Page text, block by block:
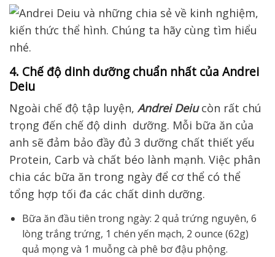
4. Chế độ dinh dưỡng chuẩn nhất của Andrei
Deiu
Ngoài chế độ tập luyện, Andrei Deiucòn rất chú
trọng đến chế độ dinh dưỡng. Mỗi bữa ăn của
anh sẽ đảm bảo đầy đủ 3 dưỡng chất thiết yếu
Protein, Carb và chất béo lành mạnh. Việc phân
chia các bữa ăn trong ngày để cơ thể có thể
tổng hợp tối đa các chất dinh dưỡng.
Bữa ăn đầu tiên trong ngày: 2 quả trứng nguyên, 6
lòng trắng trứng, 1 chén yến mạch, 2 ounce (62g)
quả mọng và 1 muỗng cà phê bơ đậu phộng.